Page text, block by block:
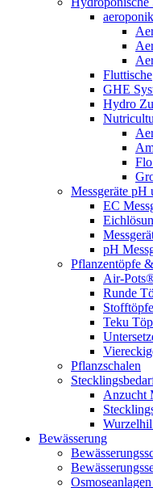
Fluttische
GHE
Hydro
Messgeräte pH
EC
pH
Pflanzentöpfe
Air-
Runde
Stofftöpfe
Teku
Pflanzschalen
Anzucht
Bewässerung